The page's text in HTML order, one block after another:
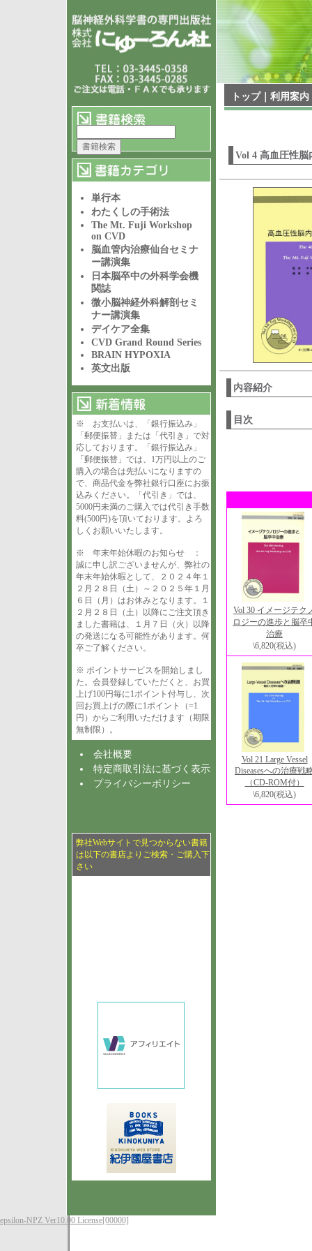
単行本
わたくしの手術法
The Mt. Fuji Workshop
on CVD
脳血管内治療仙台セミナ
ー講演集
日本脳卒中の外科学会機
関誌
微小脳神経外科解剖セミ
ナー講演集
デイケア全集
CVD Grand Round Series
BRAIN HYPOXIA
英文出版
※ お支払いは、「銀行振込み」
「郵便振替」または「代引き」で対
応しております。「銀行振込み」
「郵便振替」では、1万円以上のご
購入の場合は先払いになりますの
で、商品代金を弊社銀行口座にお振
込みください。「代引き」では、
5000円未満のご購入では代引き手数
料(500円)を頂いております。よろ
しくお願いいたします。
※ 年末年始休暇のお知らせ ：
誠に申し訳ございませんが、弊社の
年末年始休暇として、２０２４年１
２月２８日（土）～２０２５年１月
６日（月）はお休みとなります。１
２月２８日（土）以降にご注文頂き
ました書籍は、１月７日（火）以降
の発送になる可能性があります。何
卒ご了解ください。
※ ポイントサービスを開始しまし
た。会員登録していただくと、お買
上げ100円毎に1ポイント付与し、次
回お買上げの際に1ポイント（=1
円）からご利用いただけます（期限
無制限）。
会社概要
特定商取引法に基づく表示
プライバシーポリシー
弊社Webサイトで見つからない書籍
は以下の書店よりご検索・ご購入下
さい
トップ｜ 利用案内
Vol 4 高血圧性脳
内容紹介
目次
Vol 30 イメージテク
ロジーの進歩と脳卒
治療
\6,820(税込)
Vol 21 Large Vessel
Diseasesへの治療戦
（CD-ROM付）
\6,820(税込)
epsilon-NPZ Ver10.00 License[00000]